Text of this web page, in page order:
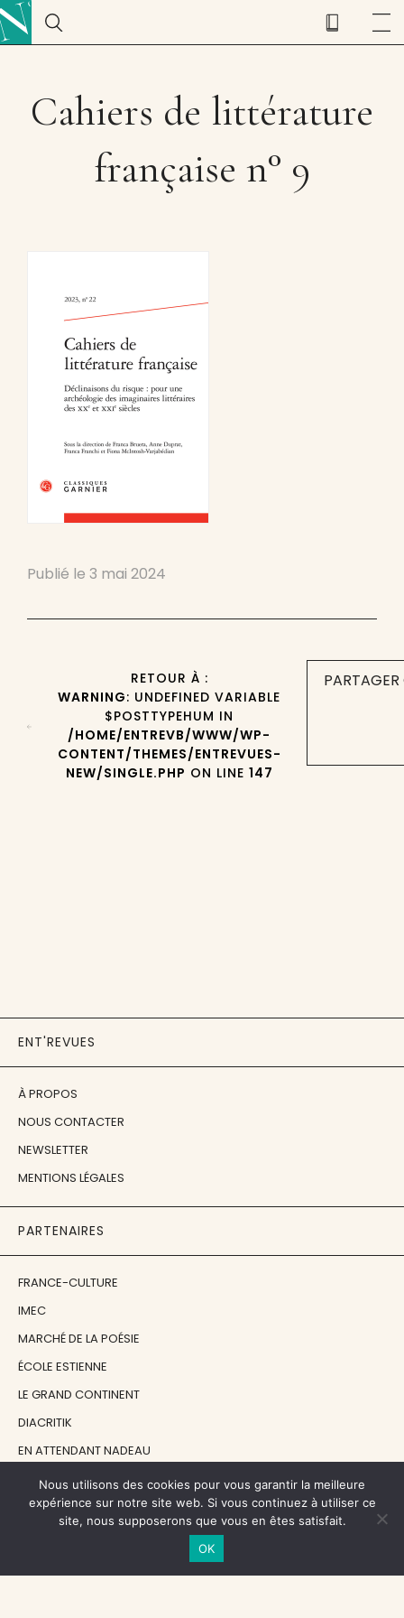
Cahiers de littérature
française n° 9
Publié le 3 mai 2024
RETOUR À :
WARNING: UNDEFINED VARIABLE
$POSTTYPEHUM IN
/HOME/ENTREVB/WWW/WP-
CONTENT/THEMES/ENTREVUES-
NEW/SINGLE.PHP ON LINE 147
ENT'REVUES
À PROPOS
NOUS CONTACTER
NEWSLETTER
MENTIONS LÉGALES
PARTENAIRES
FRANCE-CULTURE
IMEC
MARCHÉ DE LA POÉSIE
ÉCOLE ESTIENNE
LE GRAND CONTINENT
DIACRITIK
EN ATTENDANT NADEAU
NOS SOUTIENS
Nous utilisons des cookies pour vous garantir la meilleure
expérience sur notre site web. Si vous continuez à utiliser ce
site, nous supposerons que vous en êtes satisfait.
OK